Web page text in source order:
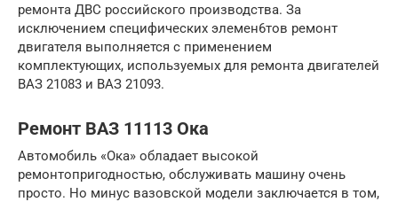
ремонта ДВС российского производства. За
исключением специфических элемен6тов ремонт
двигателя выполняется с применением
комплектующих, используемых для ремонта двигателей
ВАЗ 21083 и ВАЗ 21093.
Ремонт ВАЗ 11113 Ока
Автомобиль «Ока» обладает высокой
ремонтопригодностью, обслуживать машину очень
просто. Но минус вазовской модели заключается в том,